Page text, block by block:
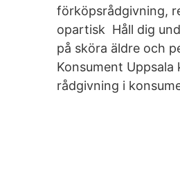
förköpsrådgivning,
opartisk Håll dig
på sköra äldre och
Konsument
rådgivning i